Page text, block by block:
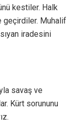
kestiler. Halk
geçirdiler. Muhalif
iradesini
savaş ve
Kürt sorununu